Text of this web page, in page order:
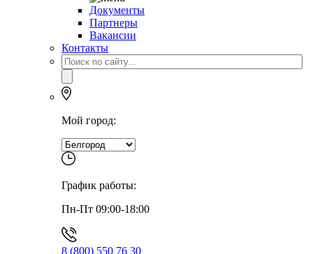
Документы
Партнеры
Вакансии
Контакты
Мой город:
График работы:
Пн-Пт 09:00-18:00
8 (800) 550 76 30